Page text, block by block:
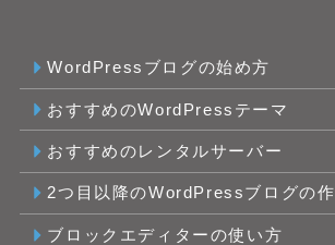
WordPressブログの始め方
おすすめのWordPressテーマ
おすすめのレンタルサーバー
2つ目以降のWordPressブログの
ブロックエディターの使い方